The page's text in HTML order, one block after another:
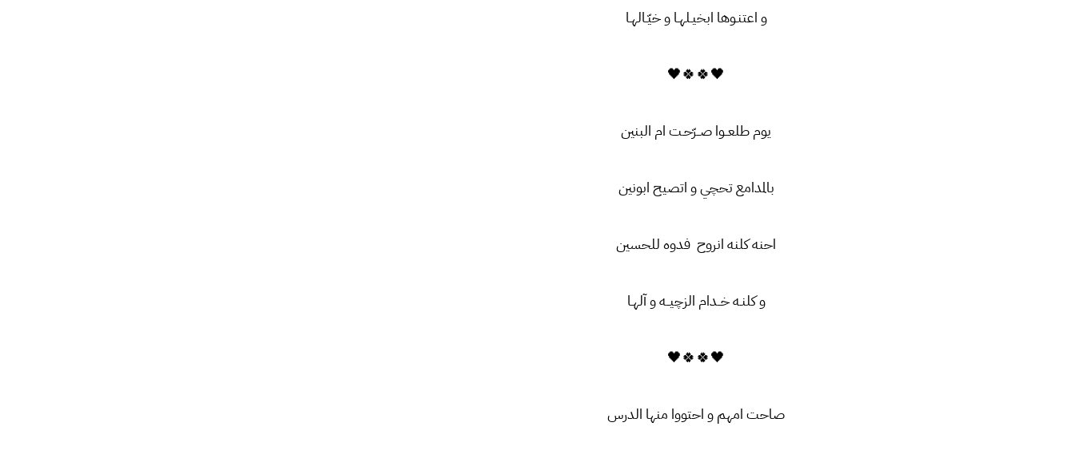
و اعتنـوها ابخیـلهـا و خیّـالهـا
🖤🍀🍀🖤
یوم طلعــوا صــرّحـت ام البنین
بالمدامع تحچي و اتصیح ابونین
احنه کلنه انروح فدوه للحسین
و کلنـه خــدام الزچیــه و آلهـا
🖤🍀🍀🖤
صاحت امهم و احتووا منها الدرس